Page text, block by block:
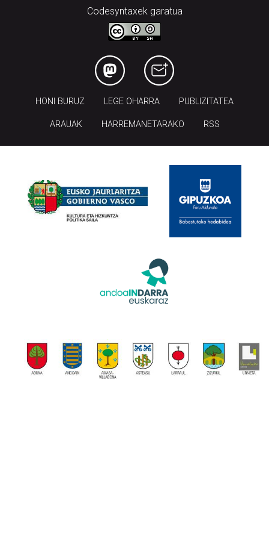
Codesyntaxek garatua
HONI BURUZ LEGE OHARRA PUBLIZITATEA
ARAUAK HARREMANETARAKO RSS